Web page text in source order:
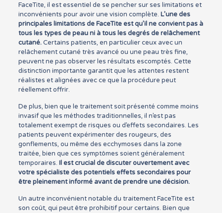
FaceTite, il est essentiel de se pencher sur ses limitations et
inconvénients pour avoir une vision complète. L’une des
principales limitations de FaceTite est qu’il ne convient pas à
tous les types de peau ni à tous les degrés de relâchement
cutané.Certains patients, en particulier ceux avec un
relâchement cutané très avancé ou une peau très fine,
peuvent ne pas observer les résultats escomptés. Cette
distinction importante garantit que les attentes restent
réalistes et alignées avec ce que la procédure peut
réellement offrir.
De plus, bien que le traitement soit présenté comme moins
invasif que les méthodes traditionnelles, il n’est pas
totalement exempt de risques ou d’effets secondaires. Les
patients peuvent expérimenter des rougeurs, des
gonflements, ou même des ecchymoses dans la zone
traitée, bien que ces symptômes soient généralement
temporaires. Il est crucial de discuter ouvertement avec
votre spécialiste des potentiels effets secondaires pour
être pleinement informé avant de prendre une décision.
Un autre inconvénient notable du traitement FaceTite est
son coût, qui peut être prohibitif pour certains. Bien que